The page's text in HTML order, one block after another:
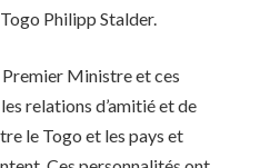
Philipp Stalder.
Ministre et ces
relations d’amitié et de
le Togo et les pays et